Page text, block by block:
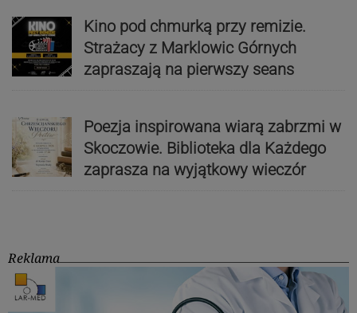
Kino pod chmurką przy remizie.
Strażacy z Marklowic Górnych
zapraszają na pierwszy seans
Poezja inspirowana wiarą zabrzmi w
Skoczowie. Biblioteka dla Każdego
zaprasza na wyjątkowy wieczór
Reklama